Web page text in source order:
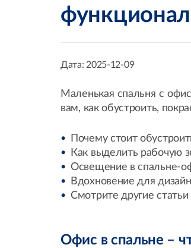
Дата: 2025-12-09
Маленькая спальня с
вам, как обустроить,
Почему стоит
Как выделить рабочую
Освещение в спальне-
Вдохновение для
Смотрите другие статьи
Офис в спальне –